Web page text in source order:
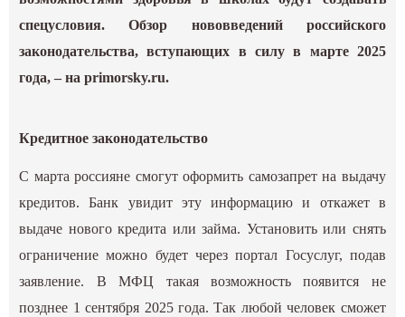
спецусловия. Обзор нововведений российского
законодательства, вступающих в силу в марте 2025
года, – на primorsky.ru.
Кредитное законодательство
С марта россияне смогут оформить самозапрет на выдачу
кредитов. Банк увидит эту информацию и откажет в
выдаче нового кредита или займа. Установить или снять
ограничение можно будет через портал Госуслуг, подав
заявление. В МФЦ такая возможность появится не
позднее 1 сентября 2025 года. Так любой человек сможет